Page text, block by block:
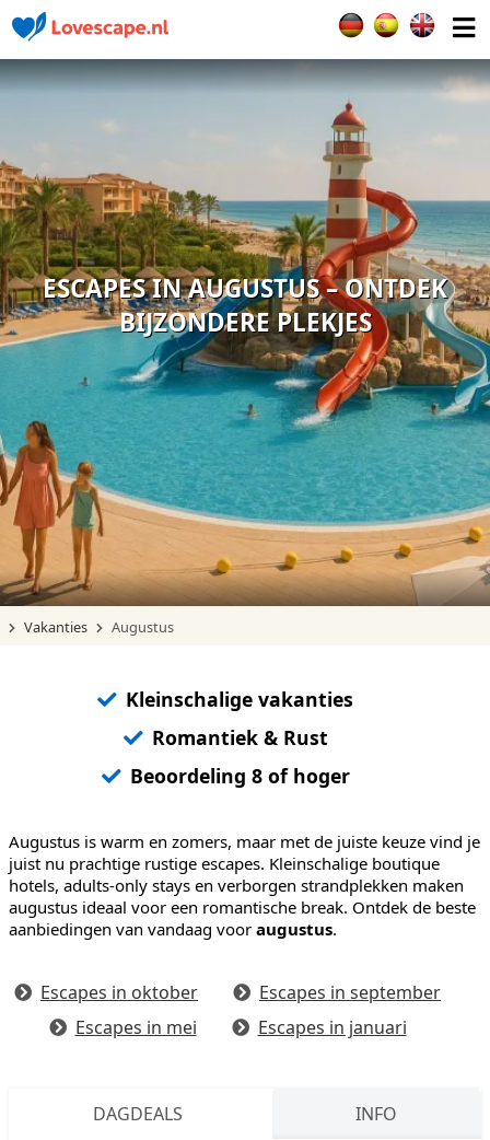
Selecteer de taal
ESCAPES IN AUGUSTUS – ONTDEK
BIJZONDERE PLEKJES
Vakanties Augustus
Kleinschalige vakanties
Romantiek & Rust
Beoordeling 8 of hoger
Augustus is warm en zomers, maar met de juiste keuze vind je
juist nu prachtige rustige escapes. Kleinschalige boutique
hotels, adults-only stays en verborgen strandplekken maken
augustus ideaal voor een romantische break. Ontdek de beste
aanbiedingen van vandaag voor augustus.
Escapes in oktober
Escapes in september
Escapes in mei
Escapes in januari
DAGDEALS INFO